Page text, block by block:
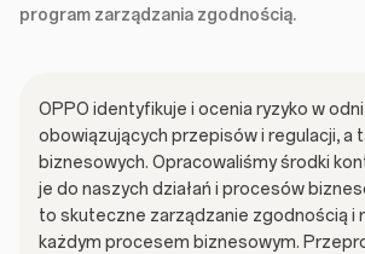
program zarządzania zgodnością.
OPPO identyfikuje i ocenia ryzyko w
obowiązujących przepisów i regulacji, a
biznesowych. Opracowaliśmy środki
je do naszych działań i procesów
to skuteczne zarządzanie zgodnością i
każdym procesem biznesowym.